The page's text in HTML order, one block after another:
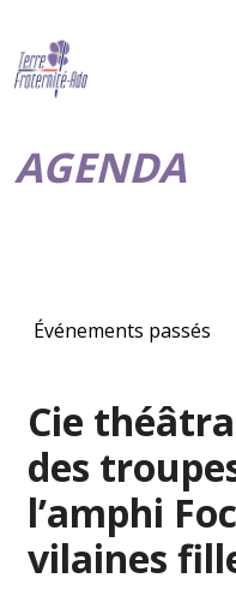
AGENDA
Événements passés
Cie
des
l’amphi
vilaines